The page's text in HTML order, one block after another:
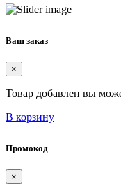
Ваш заказ
×
Товар добавлен вы
В корзину
Промокод
×